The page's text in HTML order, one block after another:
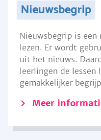
Nieuwsbegrip
Nieuwsbegrip is een
lezen. Er wordt
uit het nieuws.
leerlingen de lessen
gemakkelijker
Meer